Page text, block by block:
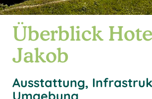
Überblick
Jakob
Ausstattung,
Umgebung